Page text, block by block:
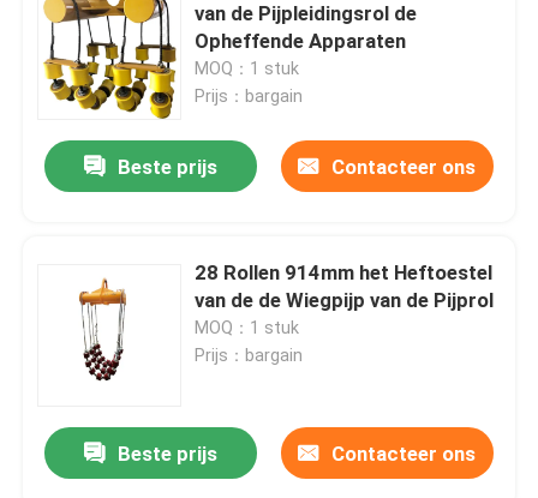
van de Pijpleidingsrol de
Opheffende Apparaten
MOQ：1 stuk
Prijs：bargain
Beste prijs Contacteer ons
28 Rollen 914mm het Heftoestel
van de de Wiegpijp van de Pijprol
MOQ：1 stuk
Prijs：bargain
Beste prijs Contacteer ons